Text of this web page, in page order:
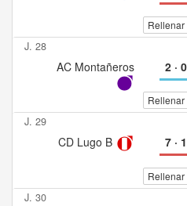
Rellenar
J. 28
AC Montañeros 2· 0
Rellenar
J. 29
CD Lugo B 7· 1
Rellenar
J. 30